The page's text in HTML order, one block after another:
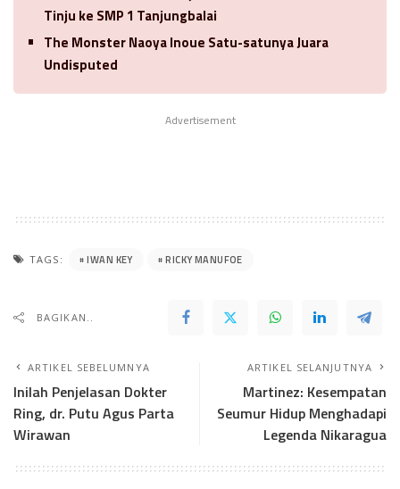
Tinju ke SMP 1 Tanjungbalai
The Monster Naoya Inoue Satu-satunya Juara
Undisputed
Advertisement
TAGS: IWAN KEY RICKY MANUFOE
BAGIKAN..
ARTIKEL SEBELUMNYA
Inilah Penjelasan Dokter
Ring, dr. Putu Agus Parta
Wirawan
ARTIKEL SELANJUTNYA
Martinez: Kesempatan
Seumur Hidup Menghadapi
Legenda Nikaragua